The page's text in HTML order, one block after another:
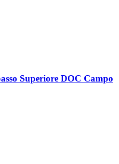
Superiore DOC Campo